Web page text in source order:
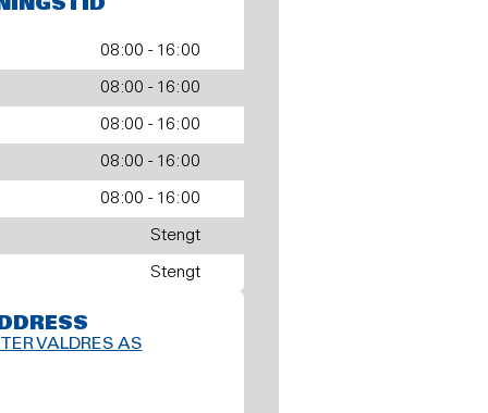
08:00 - 16:00
08:00 - 16:00
08:00 - 16:00
08:00 - 16:00
08:00 - 16:00
Stengt
Stengt
VALDRES AS